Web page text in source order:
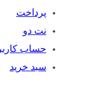
پرداخت
نت دو
حساب
سبد خرید